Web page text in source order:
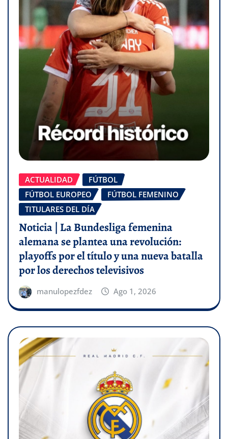
ACTUALIDAD
FÚTBOL
FÚTBOL EUROPEO
FÚTBOL FEMENINO
TITULARES DEL DÍA
Noticia | La Bundesliga femenina
alemana se plantea una revolución:
playoffs por el título y una nueva batalla
por los derechos televisivos
manulopezfdez Ago 1, 2026